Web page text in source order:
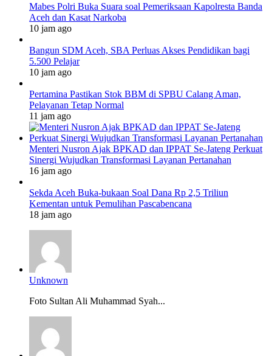
Mabes Polri Buka Suara soal Pemeriksaan Kapolresta Banda
Aceh dan Kasat Narkoba
10 jam ago
Bangun SDM Aceh, SBA Perluas Akses Pendidikan bagi
5.500 Pelajar
10 jam ago
Pertamina Pastikan Stok BBM di SPBU Calang Aman,
Pelayanan Tetap Normal
11 jam ago
Menteri Nusron Ajak BPKAD dan IPPAT Se-Jateng Perkuat
Sinergi Wujudkan Transformasi Layanan Pertanahan
16 jam ago
Sekda Aceh Buka-bukaan Soal Dana Rp 2,5 Triliun
Kementan untuk Pemulihan Pascabencana
18 jam ago
Unknown
Foto Sultan Ali Muhammad Syah...